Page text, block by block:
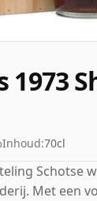
1973
Inhoud:70cl
Schotse
Met een